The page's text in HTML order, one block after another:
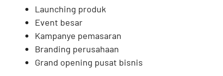
Launching produk
Event besar
Kampanye pemasaran
Branding perusahaan
Grand opening pusat bisnis